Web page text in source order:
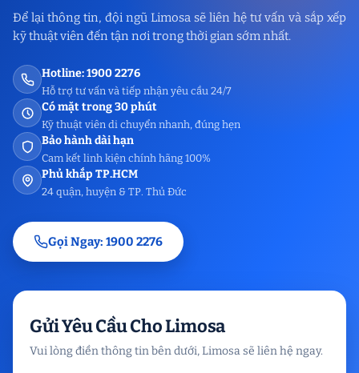
Để lại thông tin, đội ngũ Limosa sẽ liên hệ tư vấn và sắp xếp
kỹ thuật viên đến tận nơi trong thời gian sớm nhất.
Hotline: 1900 2276
Hỗ trợ tư vấn và tiếp nhận yêu cầu 24/7
Có mặt trong 30 phút
Kỹ thuật viên di chuyển nhanh, đúng hẹn
Bảo hành dài hạn
Cam kết linh kiện chính hãng 100%
Phủ khắp TP.HCM
24 quận, huyện & TP. Thủ Đức
Gọi Ngay: 1900 2276
Gửi Yêu Cầu Cho Limosa
Vui lòng điền thông tin bên dưới, Limosa sẽ liên hệ ngay.